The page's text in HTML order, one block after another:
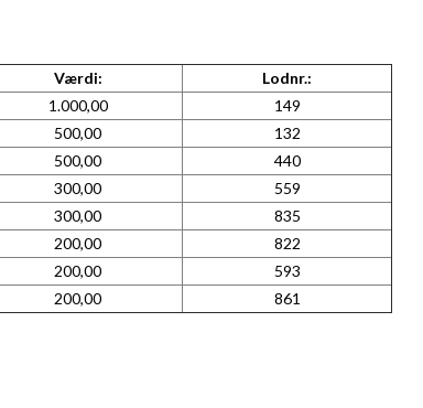
Værdi:
Lodnr.:
1.000,00
149
500,00
132
500,00
440
300,00
559
300,00
835
200,00
822
200,00
593
200,00 861